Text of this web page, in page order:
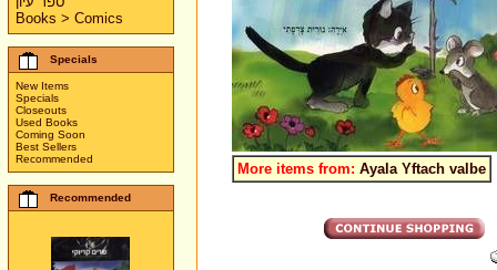
Books > Comics
Specials
New Items
Specials
Closeouts
Used Books
Coming Soon
Best Sellers
Recommended
Recommended
More items from: Ayala Yftach valbe